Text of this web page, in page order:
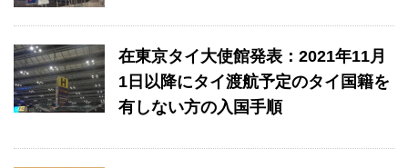
在東京タイ大使館発表：2021年11月
1日以降にタイ渡航予定のタイ国籍を
有しない方の入国手順